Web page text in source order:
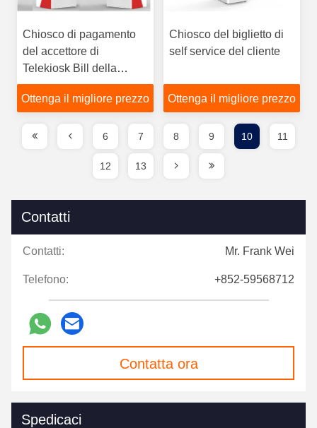
Chiosco di pagamento
del accettore di
Telekiosk Bill della
stampante a laser A4,
lettore di schede senza
piste
Ottenga il migliore prezzo
Chiosco del biglietto di
self service del cliente
Ottenga il migliore prezzo
6 7 8 9 10 11
12 13
Contatti
Contatti: Mr. Frank Wei
Telefono: +852-59568712
Contatta ora
Spedicaci